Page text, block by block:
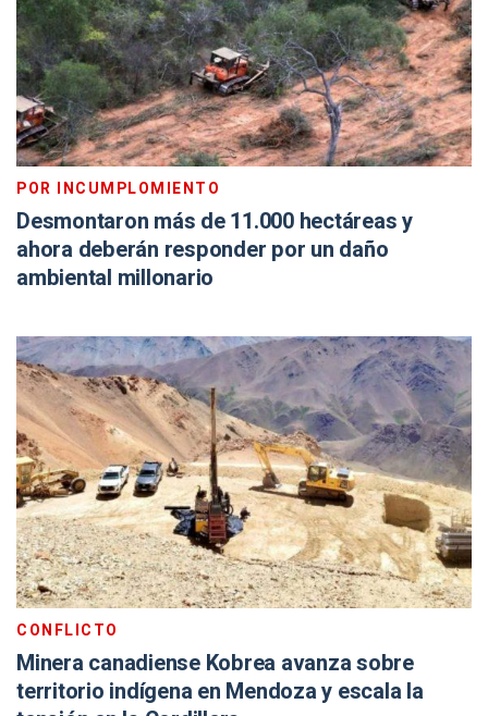
POR INCUMPLOMIENTO
Desmontaron más de 11.000 hectáreas y
ahora deberán responder por un daño
ambiental millonario
CONFLICTO
Minera canadiense Kobrea avanza sobre
territorio indígena en Mendoza y escala la